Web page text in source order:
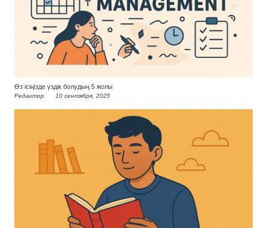
Өз ісіңізде үздік болудың 5 жолы
Редактор 10 сентября, 2025